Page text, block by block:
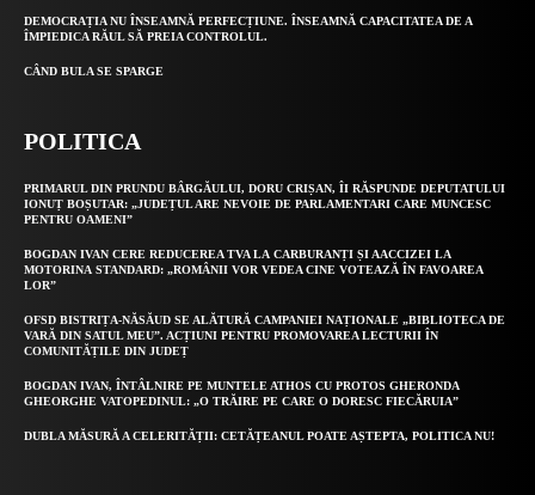
DEMOCRAȚIA NU ÎNSEAMNĂ PERFECȚIUNE. ÎNSEAMNĂ CAPACITATEA DE A
ÎMPIEDICA RĂUL SĂ PREIA CONTROLUL.
CÂND BULA SE SPARGE
POLITICA
PRIMARUL DIN PRUNDU BÂRGĂULUI, DORU CRIȘAN, ÎI RĂSPUNDE DEPUTATULUI
IONUȚ BOȘUTAR: „JUDEȚUL ARE NEVOIE DE PARLAMENTARI CARE MUNCESC
PENTRU OAMENI”
BOGDAN IVAN CERE REDUCEREA TVA LA CARBURANȚI ȘI AACCIZEI LA
MOTORINA STANDARD: „ROMÂNII VOR VEDEA CINE VOTEAZĂ ÎN FAVOAREA
LOR”
OFSD BISTRIȚA-NĂSĂUD SE ALĂTURĂ CAMPANIEI NAȚIONALE „BIBLIOTECA DE
VARĂ DIN SATUL MEU”. ACȚIUNI PENTRU PROMOVAREA LECTURII ÎN
COMUNITĂȚILE DIN JUDEȚ
BOGDAN IVAN, ÎNTÂLNIRE PE MUNTELE ATHOS CU PROTOS GHERONDA
GHEORGHE VATOPEDINUL: „O TRĂIRE PE CARE O DORESC FIECĂRUIA”
DUBLA MĂSURĂ A CELERITĂȚII: CETĂȚEANUL POATE AȘTEPTA, POLITICA NU!